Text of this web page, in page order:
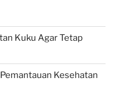
Kuku Agar Tetap
Kesehatan